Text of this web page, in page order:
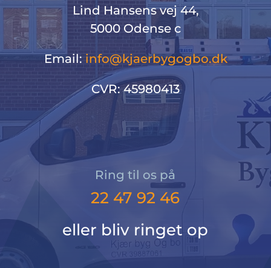
Lind Hansens vej 44,
5000 Odense c
Email: info@kjaerbygogbo.dk
CVR: 45980413
Ring til os på
22 47 92 46
eller bliv ringet op